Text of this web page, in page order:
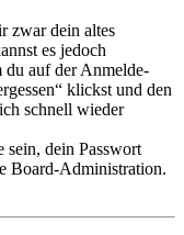
zwar dein altes
es jedoch
du auf der Anmelde-
klickst und den
schnell wieder
sein, dein Passwort
Board-Administration.